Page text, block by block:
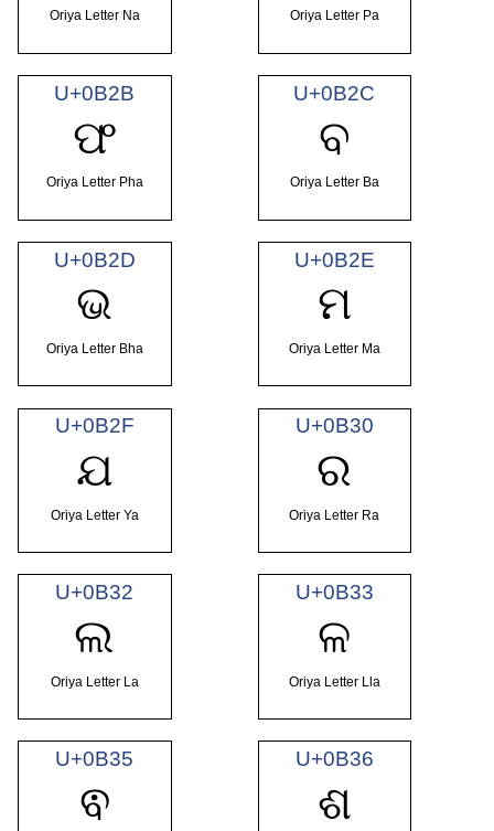
Oriya Letter Na Oriya Letter Pa
U+0B2B
ଫ
Oriya Letter Pha
U+0B2C
ବ
Oriya Letter Ba
U+0B2D
ଭ
Oriya Letter Bha
U+0B2E
ମ
Oriya Letter Ma
U+0B2F
ଯ
Oriya Letter Ya
U+0B30
ର
Oriya Letter Ra
U+0B32
ଲ
Oriya Letter La
U+0B33
ଳ
Oriya Letter Lla
U+0B35
ଵ
U+0B36
ଶ